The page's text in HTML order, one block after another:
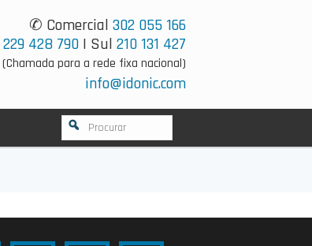
✆ Comercial 302 055 166
229 428 790 | Sul 210 131 427
(Chamada para a rede fixa nacional)
info@idonic.com